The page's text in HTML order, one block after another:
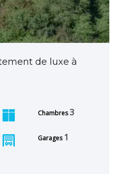
de luxe à
Chambres3
Garages 1